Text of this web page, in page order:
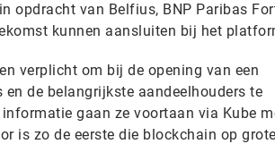
van Belfius, BNP Paribas
kunnen aansluiten bij het
verplicht om bij de opening van een
de belangrijkste aandeelhouders te
gaan ze voortaan via Kube
is zo de eerste die blockchain op